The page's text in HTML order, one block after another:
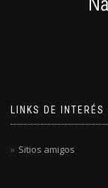
LINKS DE INTERÉS
Sitios amigos